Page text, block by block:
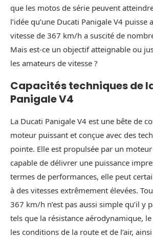
que les motos de série peuvent
l’idée qu’une Ducati Panigale V4 puisse
vitesse de 367 km/h a suscité de
Mais est-ce un objectif atteignable ou
les amateurs de vitesse ?
Capacités techniques de
Panigale V4
La Ducati Panigale V4 est une bête de
moteur puissant et conçue avec des
pointe. Elle est propulsée par un moteur
capable de délivrer une puissance
termes de performances, elle peut
à des vitesses extrêmement élevées.
367 km/h n’est pas aussi simple qu’il y
tels que la résistance aérodynamique,
les conditions de la route et de l’air,